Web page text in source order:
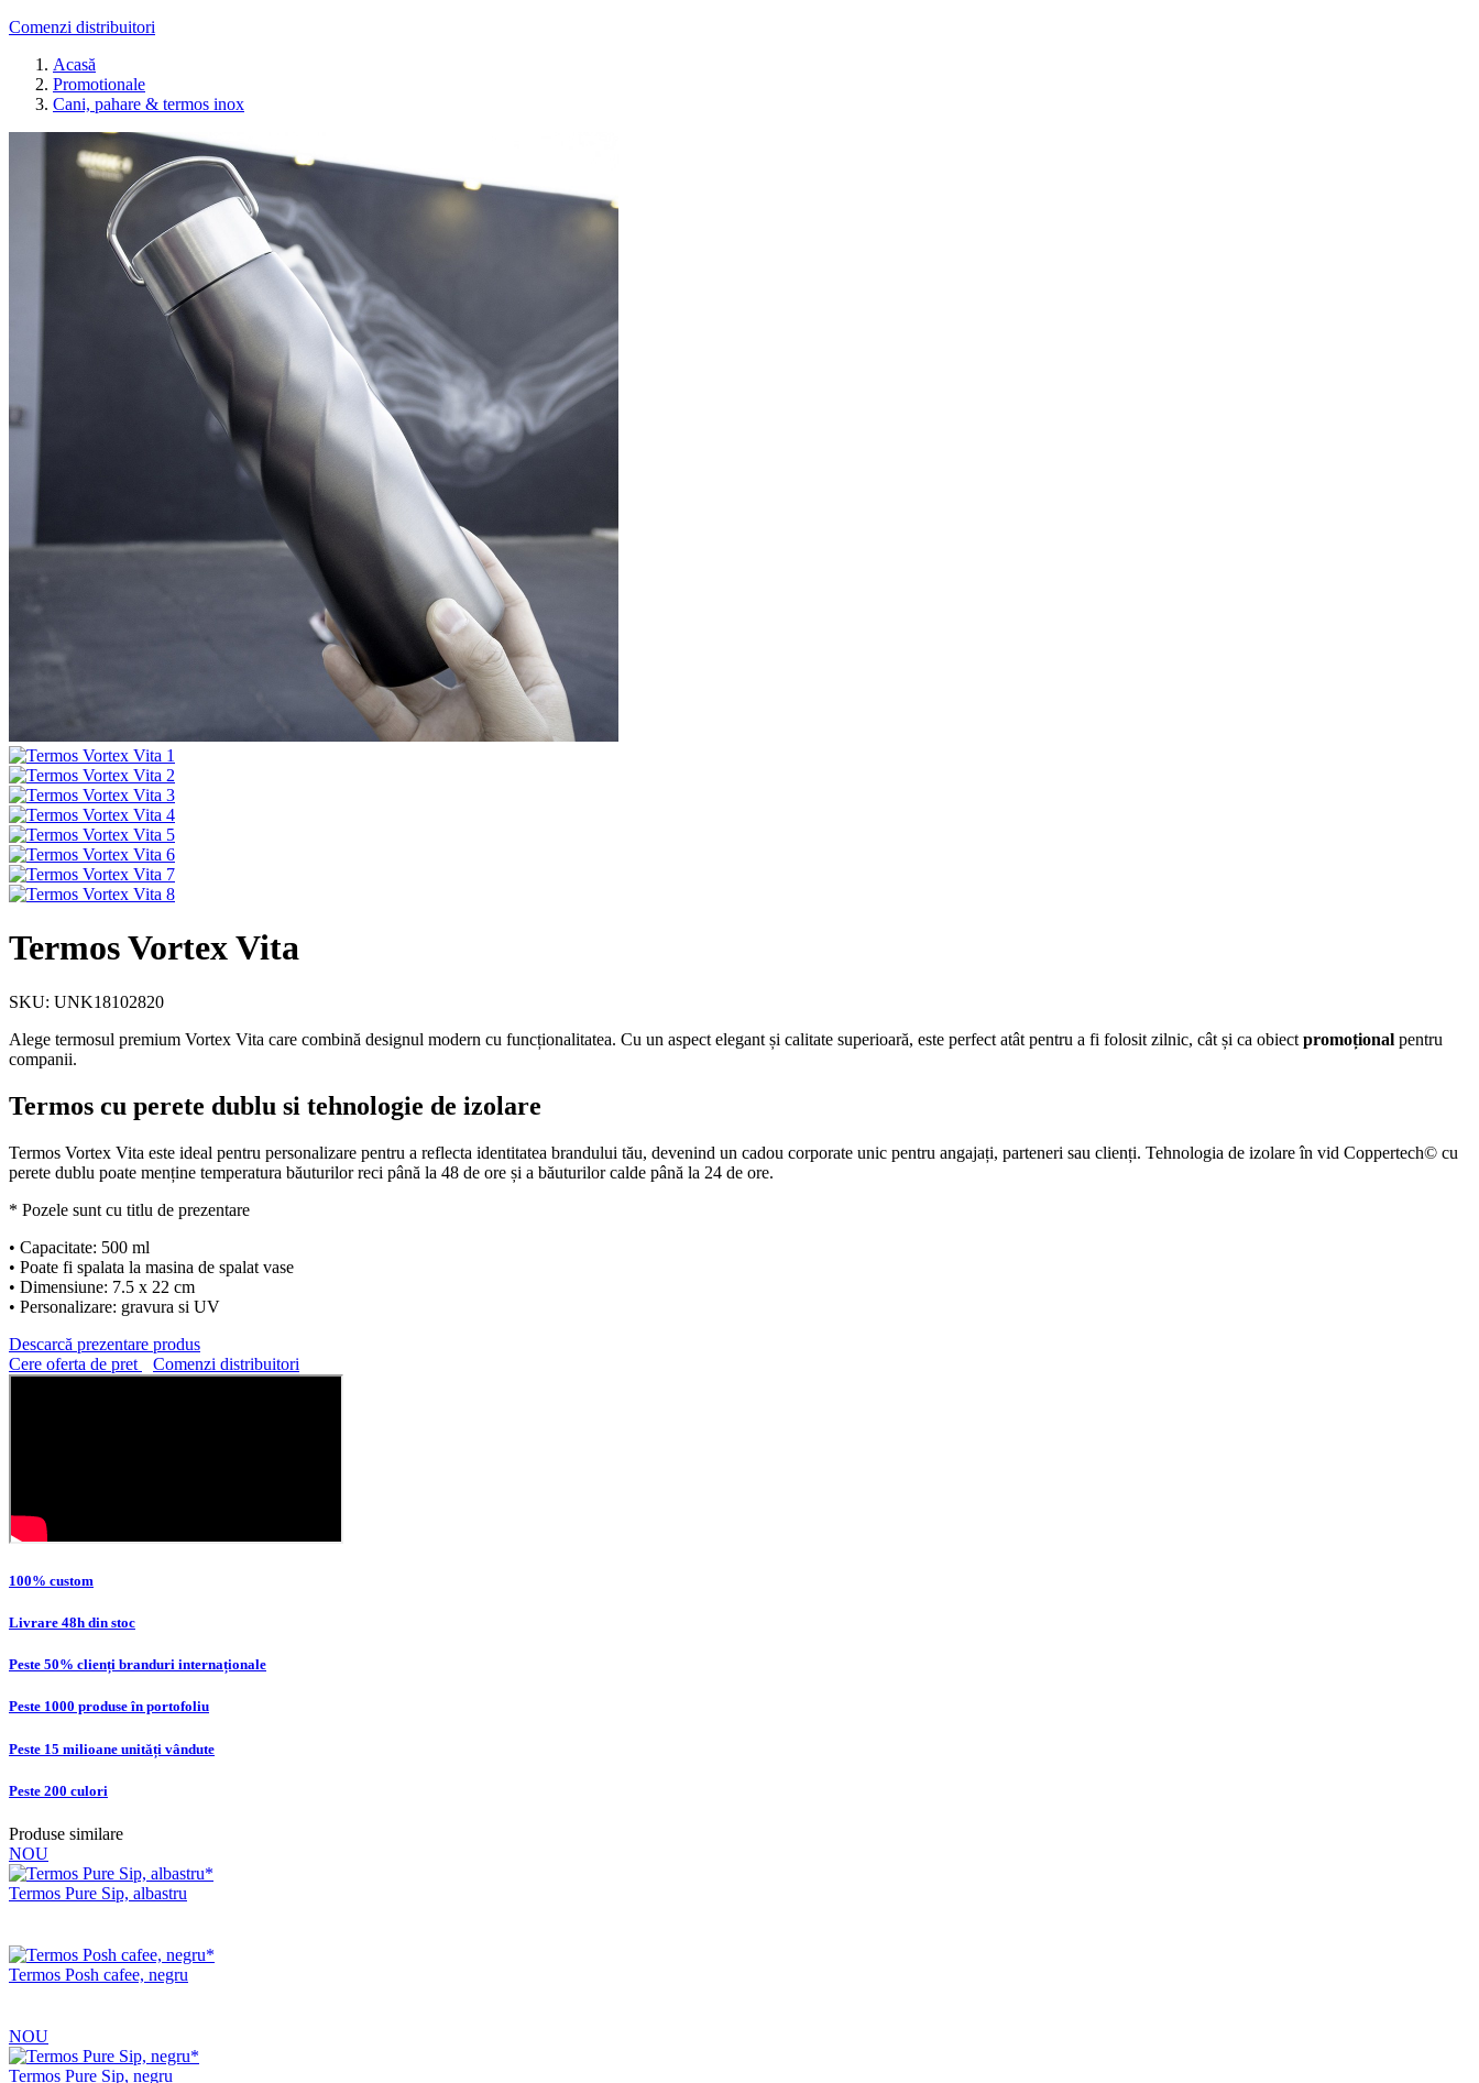
Comenzi distribuitori
Acasă
Promotionale
Cani, pahare & termos inox
Termos Vortex Vita
SKU: UNK18102820
Alege termosul premium Vortex Vita care combină designul modern cu funcționalitatea. Cu un aspect elegant și calitate superioară, este perfect atât pentru a fi folosit zilnic, cât și ca obiect promoțional pentru
companii.
Termos cu perete dublu si tehnologie de izolare
Termos Vortex Vita este ideal pentru personalizare pentru a reflecta identitatea brandului tău, devenind un cadou corporate unic pentru angajați, parteneri sau clienți. Tehnologia de izolare în vid Coppertech© cu
perete dublu poate menține temperatura băuturilor reci până la 48 de ore și a băuturilor calde până la 24 de ore.
* Pozele sunt cu titlu de prezentare
• Capacitate: 500 ml
• Poate fi spalata la masina de spalat vase
• Dimensiune: 7.5 x 22 cm
• Personalizare: gravura si UV
Descarcă prezentare produs
Cere oferta de pret
Comenzi distribuitori
100% custom
Livrare 48h din stoc
Peste 50% clienți branduri internaționale
Peste 1000 produse în portofoliu
Peste 15 milioane unități vândute
Peste 200 culori
Produse similare
NOU
Termos Pure Sip, albastru
Termos Posh cafee, negru
NOU
Termos Pure Sip, negru